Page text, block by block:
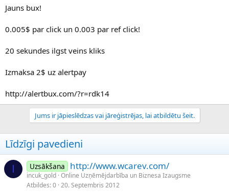
u
s
c
s
s
Jauns bux!
0.005$ par click un 0.003 par ref click!
20 sekundes ilgst veins kliks
Izmaksa 2$ uz alertpay
http://alertbux.com/?r=rdk14
Jums ir jāpieslēdzas vai jāreģistrējas, lai atbildētu šeit.
Līdzīgi pavedieni
I Uzsākšana http://www.wcarev.com/
incuk_gold Online Uzņēmējdarbība un Biznesa Izaugsme
Atbildes 0 20. Septembris 2012